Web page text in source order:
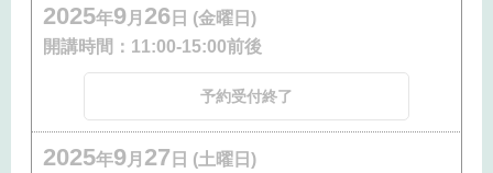
2025年9月 26 日 (金曜日)
開講時間： 11:00-15:00前後
予約受付終了
2025年9月 27 日 (土曜日)